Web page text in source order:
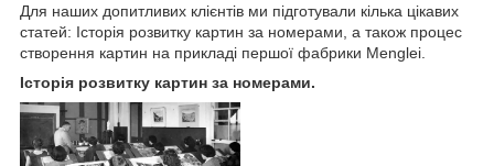
Для наших допитливих клієнтів ми підготували кілька цікавих
статей: Історія розвитку картин за номерами, а також процес
створення картин на прикладі першої фабрики Menglei.
Історія розвитку картин за номерами.